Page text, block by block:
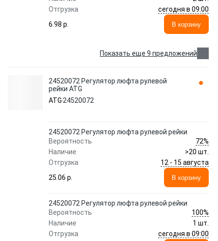
Отгрузка
сегодня в 09:00
6.98 p.
В корзину
Показать еще 9 предложений
24520072 Регулятор люфта рулевой
рейки ATG
ATG 24520072
24520072 Регулятор люфта рулевой рейки
Вероятность
72%
Наличие
>20 шт.
Отгрузка
12 - 15 августа
25.06 p.
В корзину
24520072 Регулятор люфта рулевой рейки
Вероятность
100%
Наличие
1 шт.
Отгрузка
сегодня в 09:00